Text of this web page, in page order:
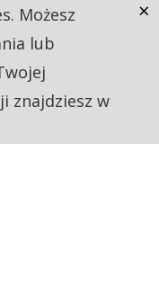
Możesz
lub
znajdziesz w
×